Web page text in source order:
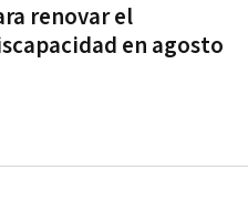
renovar el
en agosto